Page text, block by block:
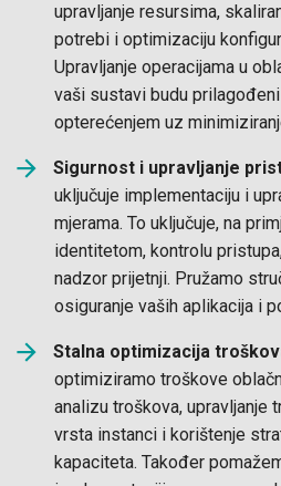
upravljanje resursima,
potrebi i optimizaciju
Upravljanje operacijama u
vaši sustavi budu
opterećenjem uz
Sigurnost i upravljanje
uključuje implementaciju i
mjerama. To uključuje, na
identitetom, kontrolu
nadzor prijetnji. Pružamo
osiguranje vaših aplikacija i
Stalna optimizacija
optimiziramo troškove
analizu troškova, upravljanje
vrsta instanci i korištenje
kapaciteta. Također